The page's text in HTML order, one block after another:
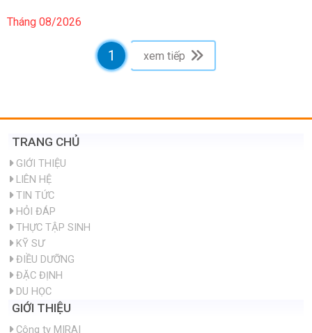
Tháng 08/2026
1 xem tiếp
TRANG CHỦ
GIỚI THIỆU
LIÊN HỆ
TIN TỨC
HỎI ĐÁP
THỰC TẬP SINH
KỸ SƯ
ĐIỀU DƯỠNG
ĐẶC ĐỊNH
DU HỌC
GIỚI THIỆU
Công ty MIRAI